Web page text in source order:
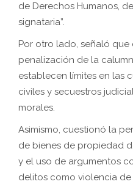
de Derechos Humanos,
signataria”.
Por otro lado, señaló que
penalización de la
establecen límites en las
civiles y secuestros
morales.
Asimismo, cuestionó la
de bienes de propiedad
y el uso de argumentos
delitos como violencia